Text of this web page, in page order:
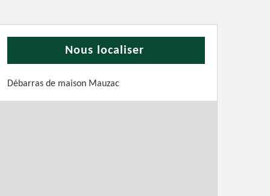
Nous localiser
Débarras de maison Mauzac